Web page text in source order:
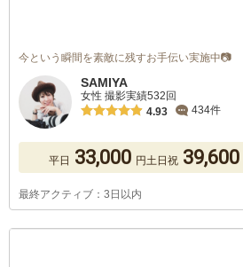
今という瞬間を素敵に残すお手伝い実施中📷
SAMIYA
女性 撮影実績532回
4.93
434件
平日 33,000 円土日祝 39,600
最終アクティブ：3日以内